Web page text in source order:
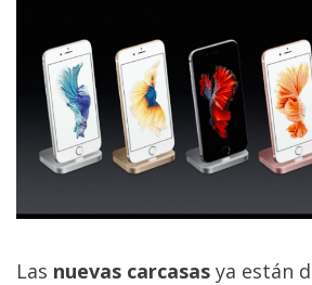
Las nuevas carcasas ya están